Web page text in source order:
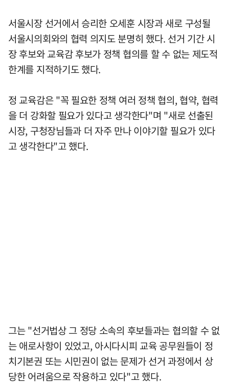
서울시장 선거에서 승리한 오세훈 시장과 새로 구성될
서울시의회와의 협력 의지도 분명히 했다. 선거 기간 시
장 후보와 교육감 후보가 정책 협의를 할 수 없는 제도적
한계를 지적하기도 했다.
정 교육감은 "꼭 필요한 정책 여러 정책 협의, 협약, 협력
을 더 강화할 필요가 있다고 생각한다"며 "새로 선출된
시장, 구청장님들과 더 자주 만나 이야기할 필요가 있다
고 생각한다"고 했다.
그는 "선거법상 그 정당 소속의 후보들과는 협의할 수 없
는 애로사항이 있었고, 아시다시피 교육 공무원들이 정
치기본권 또는 시민권이 없는 문제가 선거 과정에서 상
당한 어려움으로 작용하고 있다"고 했다.